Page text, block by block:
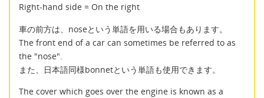
Right-hand side = On the right
車の前方は、noseという単語を用いる場合もあります。
The front end of a car can sometimes be referred to as
the "nose".
また、日本語同様bonnetという単語も使用できます。
The cover which goes over the engine is known as a